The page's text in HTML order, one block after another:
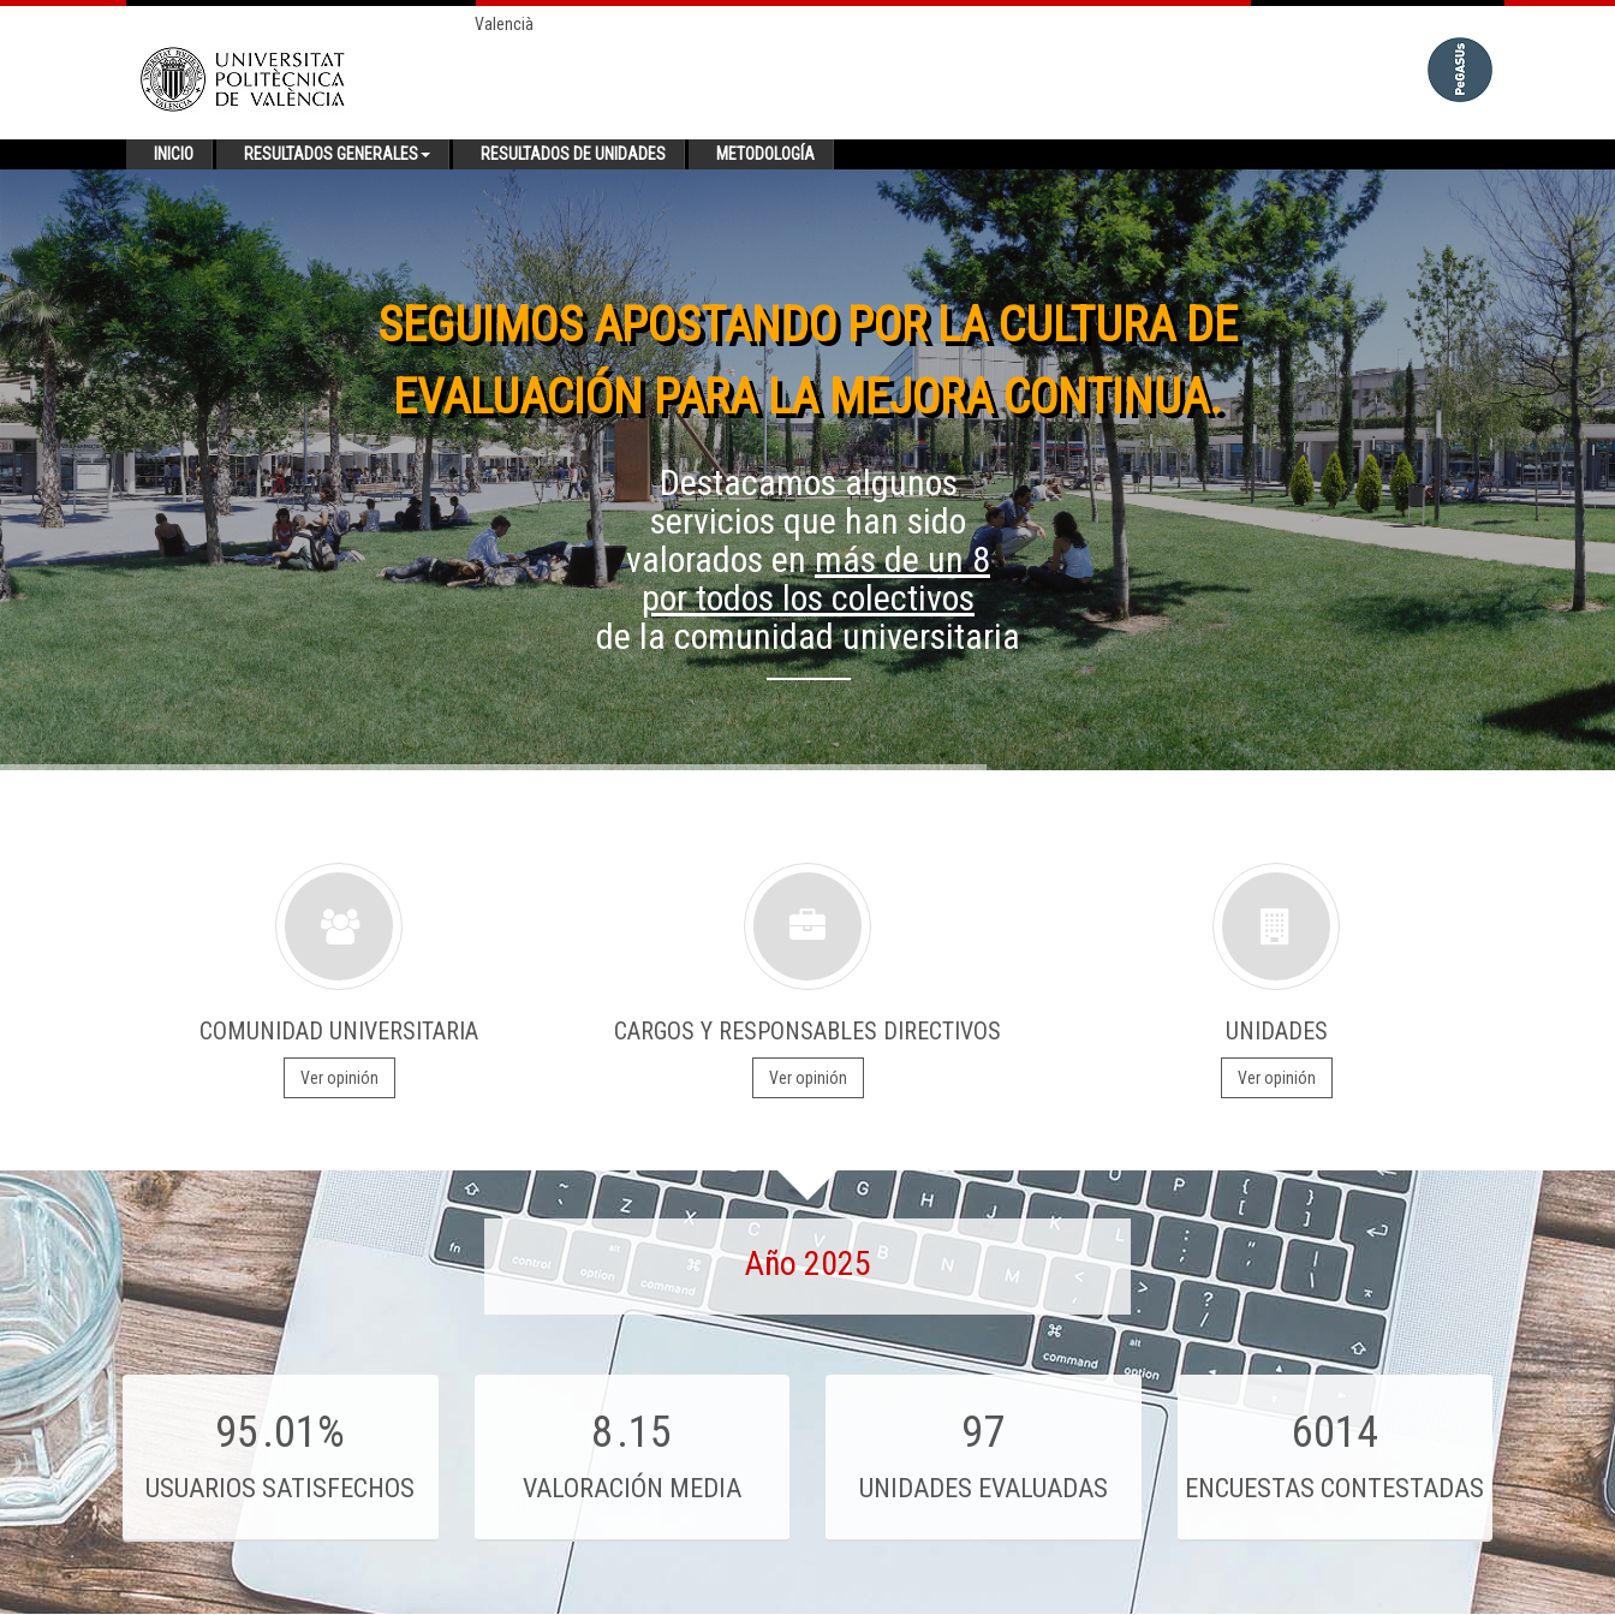
Valencià
INICIO RESULTADOS GENERALES RESULTADOS DE UNIDADES METODOLOGÍA
SEGUIMOS APOSTANDO POR LA CULTURA DE
EVALUACIÓN PARA LA MEJORA CONTINUA.
Destacamos algunos
servicios que han sido
valorados enmás de un 8
por todos los colectivos
de la comunidad universitaria
COMUNIDAD UNIVERSITARIA
Ver opinión
CARGOS Y RESPONSABLES DIRECTIVOS
Ver opinión
UNIDADES
Ver opinión
Año 2025
95.01%
USUARIOS SATISFECHOS
8.15
VALORACIÓN MEDIA
97
UNIDADES EVALUADAS
6014
ENCUESTAS CONTESTADAS